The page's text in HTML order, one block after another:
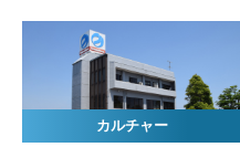
カルチャー